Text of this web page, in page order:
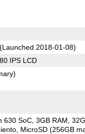
(Launched 2018-01-08)
IPS LCD
630 SoC 3GB RAM
MicroSD (256GB